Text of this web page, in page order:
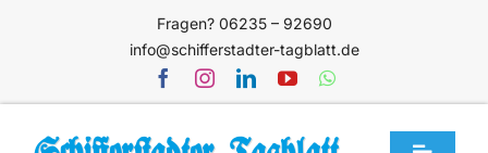
Fragen? 06235 – 92690
info@schifferstadter-tagblatt.de